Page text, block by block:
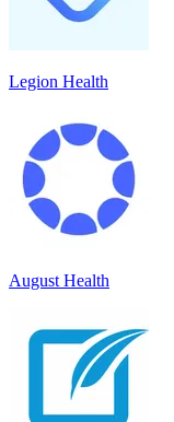
Legion Health
August Health